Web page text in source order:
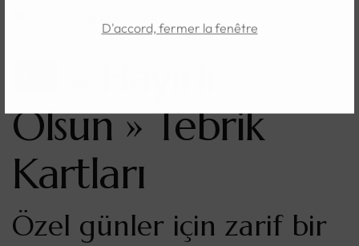
D'accord, fermer la fenêtre
Olsun » Tebrik
Kartları
Özel günler için zarif bir